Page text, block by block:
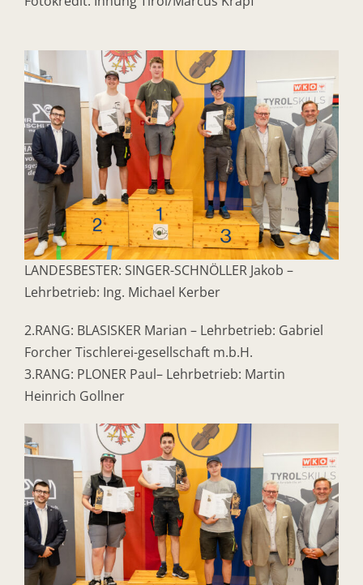
LANDESBESTER: SINGER-SCHNÖLLER Jakob –
Lehrbetrieb: Ing. Michael Kerber
2.RANG: BLASISKER Marian – Lehrbetrieb: Gabriel
Forcher Tischlerei-gesellschaft m.b.H.
3.RANG: PLONER Paul– Lehrbetrieb: Martin
Heinrich Gollner